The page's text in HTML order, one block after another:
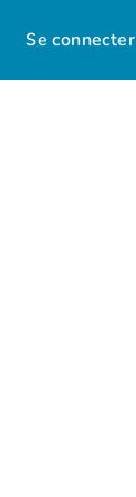
Se connecter